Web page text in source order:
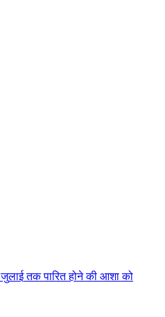
जलई तक परत हन क आश क